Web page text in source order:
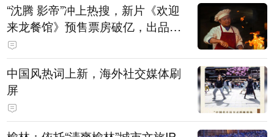
“沈腾 影帝”冲上热搜，新片《欢迎
来龙餐馆》预售票房破亿，出品方
股价大涨！沈腾主演电影票房已破4
15亿元
中国风热词上新，海外社交媒体刷
屏